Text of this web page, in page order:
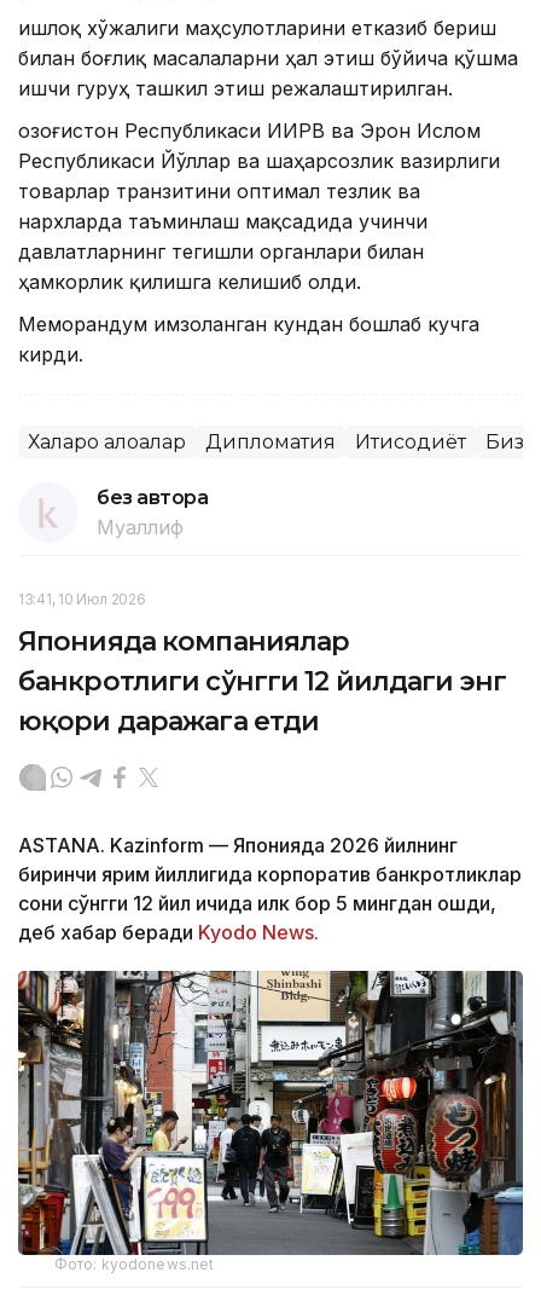
Қишлоқ хўжалиги маҳсулотларини етказиб бериш
билан боғлиқ масалаларни ҳал этиш бўйича қўшма
ишчи гуруҳ ташкил этиш режалаштирилган.
Қозоғистон Республикаси ИИРВ ва Эрон Ислом
Республикаси Йўллар ва шаҳарсозлик вазирлиги
товарлар транзитини оптимал тезлик ва
нархларда таъминлаш мақсадида учинчи
давлатларнинг тегишли органлари билан
ҳамкорлик қилишга келишиб олди.
Меморандум имзоланган кундан бошлаб кучга
кирди.
Халқаро алоқалар Дипломатия Иқтисодиёт
без автора
Муаллиф
13:41, 10 Июл 2026
Японияда компаниялар
банкротлиги сўнгги 12 йилдаги энг
юқори даражага етди
ASTANA. Kazinform — Японияда 2026 йилнинг
биринчи ярим йиллигида корпоратив банкротликлар
сони сўнгги 12 йил ичида илк бор 5 мингдан ошди,
деб хабар беради Kyodo News.
Фото: kyodonews.net